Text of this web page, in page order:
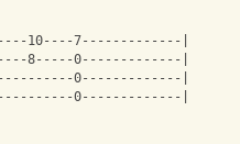
10----7-------------|
8-----0-------------|
0-------------|
0-------------|